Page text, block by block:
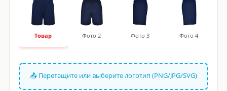
Товар Фото 2 Фото 3 Фото 4
📤 Перетащите или выберите логотип (PNG/JPG/SVG)